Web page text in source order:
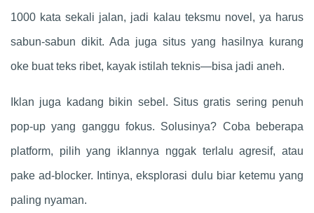
1000 kata sekali jalan, jadi kalau teksmu novel, ya harus
sabun-sabun dikit. Ada juga situs yang hasilnya kurang
oke buat teks ribet, kayak istilah teknis—bisa jadi aneh.
Iklan juga kadang bikin sebel. Situs gratis sering penuh
pop-up yang ganggu fokus. Solusinya? Coba beberapa
platform, pilih yang iklannya nggak terlalu agresif, atau
pake ad-blocker. Intinya, eksplorasi dulu biar ketemu yang
paling nyaman.